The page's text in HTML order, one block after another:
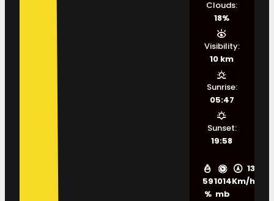
59
%
1014
mb
13
Km/h
Clouds:
18%
Visibility:
10 km
Sunrise:
05:47
Sunset:
19:58